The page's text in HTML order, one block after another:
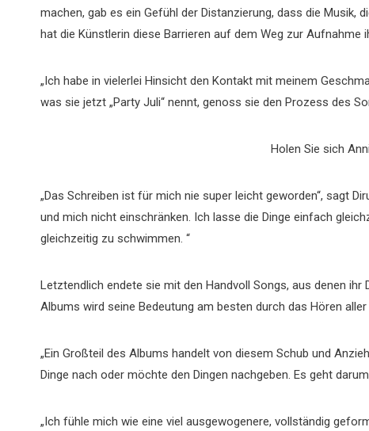
machen, gab es ein Gefühl der Distanzierung, dass die Musik,
hat die Künstlerin diese Barrieren auf dem Weg zur Aufnahme
„Ich habe in vielerlei Hinsicht den Kontakt mit meinem
was sie jetzt „Party Juli“ nennt, genoss sie den Prozess des
Holen Sie sich
„Das Schreiben ist für mich nie super leicht geworden“, sagt
und mich nicht einschränken. Ich lasse die Dinge einfach
gleichzeitig zu schwimmen. “
Letztendlich endete sie mit den Handvoll Songs, aus denen
Albums wird seine Bedeutung am besten durch das Hören
„Ein Großteil des Albums handelt von diesem Schub und
Dinge nach oder möchte den Dingen nachgeben. Es geht
„Ich fühle mich wie eine viel ausgewogenere, vollständig